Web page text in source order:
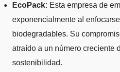
EcoPack: Esta empresa de
exponencialmente al
biodegradables. Su
atraído a un número creciente
sostenibilidad.